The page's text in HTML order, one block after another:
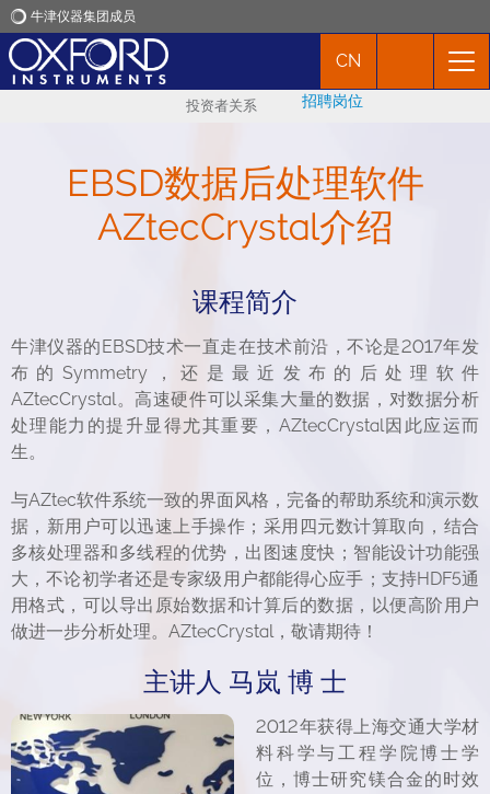
牛津仪器集团成员
产品
联络我们
CN
投资者关系 招聘岗位
EBSD数据后处理软件
AZtecCrystal介绍
课程简介
牛津仪器的EBSD技术一直走在技术前沿，不论是2017年发
布的Symmetry，还是最近发布的后处理软件
AZtecCrystal。高速硬件可以采集大量的数据，对数据分析
处理能力的提升显得尤其重要，AZtecCrystal因此应运而
生。
与AZtec软件系统一致的界面风格，完备的帮助系统和演示数
据，新用户可以迅速上手操作；采用四元数计算取向，结合
多核处理器和多线程的优势，出图速度快；智能设计功能强
大，不论初学者还是专家级用户都能得心应手；支持HDF5通
用格式，可以导出原始数据和计算后的数据，以便高阶用户
做进一步分析处理。AZtecCrystal，敬请期待！
主讲人 马岚 博 士
2012年获得上海交通大学材
料科学与工程学院博士学
位，博士研究镁合金的时效